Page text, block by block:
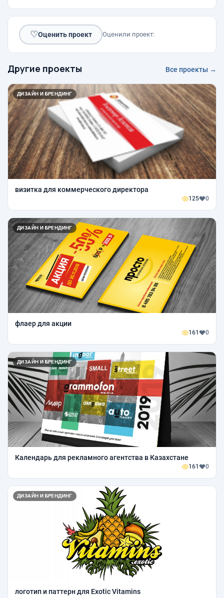
♡Оценить проект Оценили проект:
Другие проекты Все проекты →
ДИЗАЙН И БРЕНДИНГ
визитка для коммерческого директора
125 0
ДИЗАЙН И БРЕНДИНГ
флаер для акции
161 0
ДИЗАЙН И БРЕНДИНГ
Календарь для рекламного агентства в Казахстане
161 0
ДИЗАЙН И БРЕНДИНГ
логотип и паттерн для Exotic Vitamins